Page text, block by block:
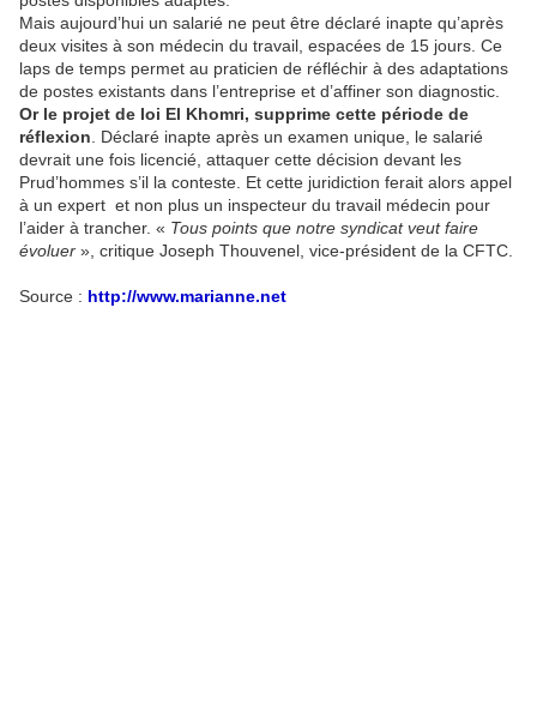
Mais aujourd’hui un salarié ne peut être déclaré inapte qu’après
deux visites à son médecin du travail, espacées de 15 jours. Ce
laps de temps permet au praticien de réfléchir à des adaptations
de postes existants dans l’entreprise et d’affiner son diagnostic.
Or le projet de loi El Khomri, supprime cette période de
réflexion . Déclaré inapte après un examen unique, le salarié
devrait une fois licencié, attaquer cette décision devant les
Prud’hommes s’il la conteste. Et cette juridiction ferait alors appel
à un expert et non plus un inspecteur du travail médecin pour
l’aider à trancher. « Tous points que notre syndicat veut faire
évoluer », critique Joseph Thouvenel, vice-président de la CFTC.
Source : http://www.marianne.net